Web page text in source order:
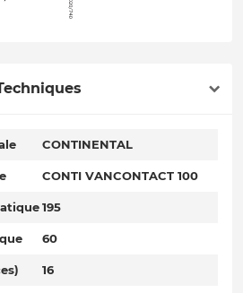
CONTINENTAL
CONTI VANCONTACT 100
195
60
16